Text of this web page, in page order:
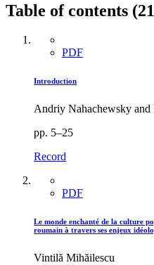
Table of contents
PDF
Introduction
Andriy Nahachewsky and
pp. 5–25
Record
PDF
Le monde enchanté de la culture
roumain à travers ses enjeux
Vintilă Mihăilescu